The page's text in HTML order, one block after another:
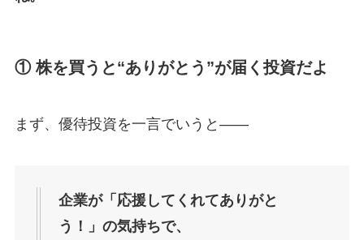
① 株を買うと“ありがとう”が届く投資だよ
まず、優待投資を一言でいうと——
企業が「応援してくれてありがと
う！」の気持ちで、